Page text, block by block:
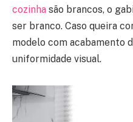
cozinha são brancos, o
ser branco. Caso queira
modelo com acabamento
uniformidade visual.